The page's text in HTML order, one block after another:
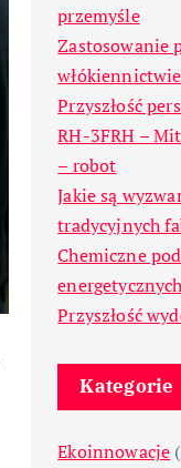
przemyśle
Zastosowanie
włókiennictwie
Przyszłość
RH-3FRH –
– robot
Jakie są
tradycyjnych
Chemiczne
energetycznych
Przyszłość
Kategorie
Ekoinnowacje